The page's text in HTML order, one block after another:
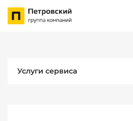
Услуги сервиса